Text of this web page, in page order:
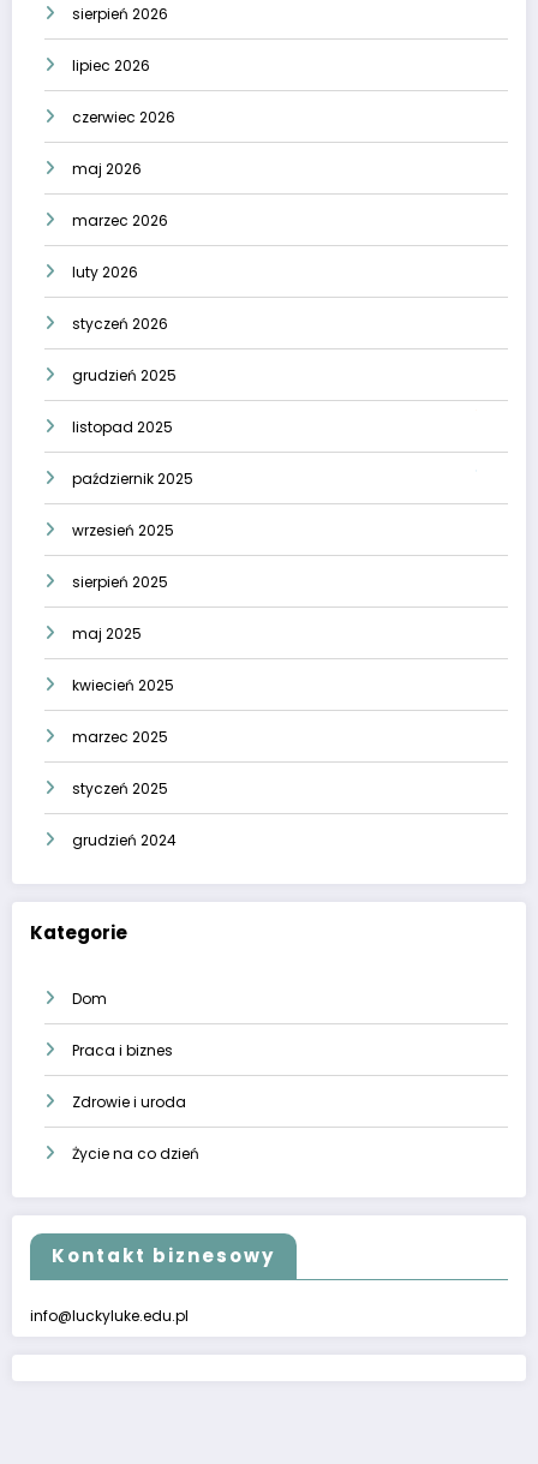
sierpień 2026
lipiec 2026
czerwiec 2026
maj 2026
marzec 2026
luty 2026
styczeń 2026
grudzień 2025
listopad 2025
październik 2025
wrzesień 2025
sierpień 2025
maj 2025
kwiecień 2025
marzec 2025
styczeń 2025
grudzień 2024
Kategorie
Dom
Praca i biznes
Zdrowie i uroda
Życie na co dzień
Kontakt biznesowy
info@luckyluke.edu.pl